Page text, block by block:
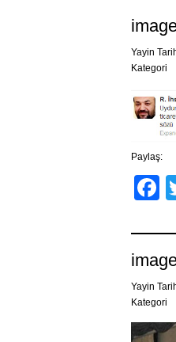
Yayin
Kategori
Paylaş:
Yayin
Kategori